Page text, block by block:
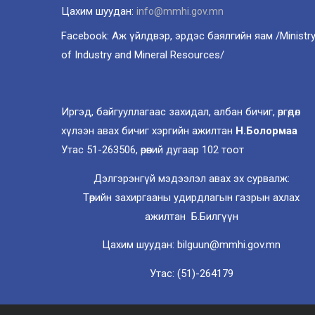
Цахим шуудан: info@mmhi.gov.mn
Facebook: Аж үйлдвэр, эрдэс баялгийн яам /Ministry
of Industry and Mineral Resources/
Иргэд, байгууллагаас захидал, албан бичиг, өргөдөл
хүлээн авах бичиг хэргийн ажилтан Н.Болормаа
Утас 51-263506, өрөөний дугаар 102 тоот
Дэлгэрэнгүй мэдээлэл авах эх сурвалж:
Төрийн захиргааны удирдлагын газрын ахлах
ажилтан Б.Билгүүн
Цахим шуудан: bilguun@mmhi.gov.mn
Утас: (51)-264179